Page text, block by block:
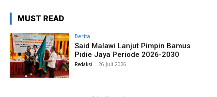
MUST READ
Berita
Said Malawi Lanjut Pimpin Bamus
Pidie Jaya Periode 2026-2030
Redaksi - 26 Juli 2026